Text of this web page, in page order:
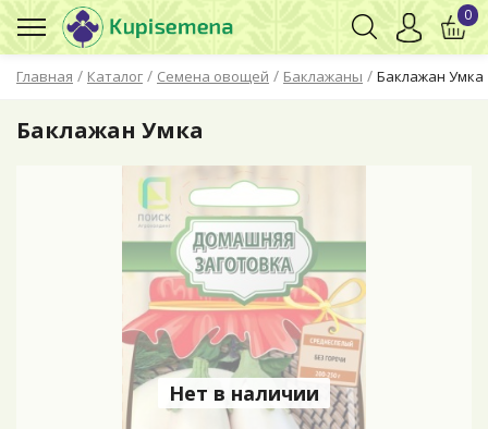
Главная / Каталог / Семена овощей / Баклажаны / Баклажан Умка
0
Баклажан Умка
Нет в наличии